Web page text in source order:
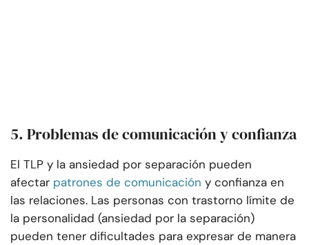
5. Problemas de comunicación y confianza
El TLP y la ansiedad por separación pueden
afectar patrones de comunicación y confianza en
las relaciones. Las personas con trastorno límite de
la personalidad (ansiedad por la separación)
pueden tener dificultades para expresar de manera